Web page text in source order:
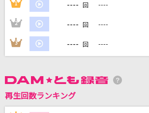
カラオケ最新情報をチェック！
1 ---- 回 ----
2 ---- 回 ----
3 ---- 回 ----
再生回数ランキング